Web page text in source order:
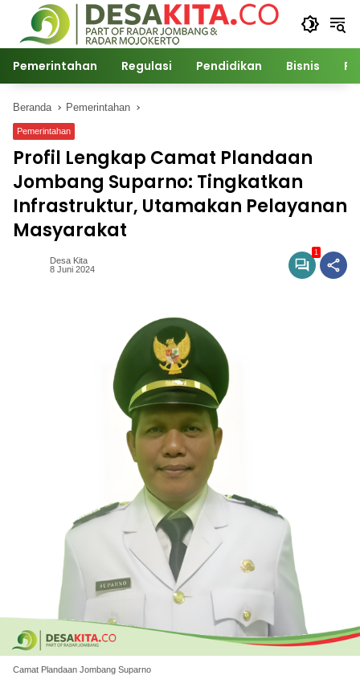
Langsung
konten
Pemerintahan Regulasi Pendidikan Bisnis
Beranda Pemerintahan
Pemerintahan
Profil Lengkap Camat Plandaan
Jombang Suparno: Tingkatkan
Infrastruktur, Utamakan Pelayanan
Masyarakat
Desa Kita
8 Juni 2024
1
Camat Plandaan Jombang Suparno